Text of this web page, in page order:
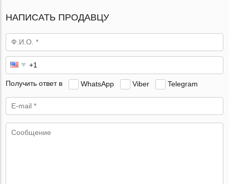
НАПИСАТЬ ПРОДАВЦУ
Получить ответ в WhatsApp Viber Telegram